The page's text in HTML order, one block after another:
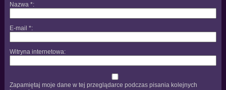
Nazwa *
E-mail *
Witryna internetowa
Zapamiętaj moje dane w tej przeglądarce podczas pisania kolejnych